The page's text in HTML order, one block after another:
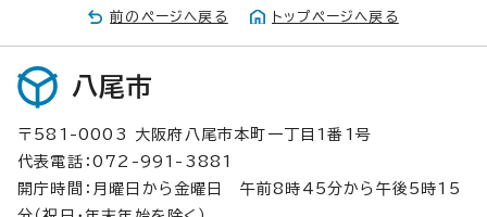
前のページへ戻る トップページへ戻る
八尾市
〒581-0003 大阪府八尾市本町一丁目1番1号
代表電話：072-991-3881
開庁時間：月曜日から金曜日 午前8時45分から午後5時15